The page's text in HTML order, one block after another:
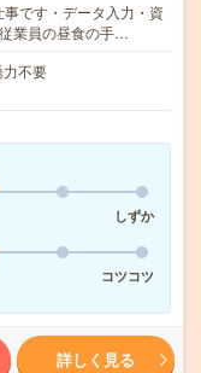
です・データ入力・資
業員の昼食の手…
力不要
しずか
コツコツ
詳しく見る